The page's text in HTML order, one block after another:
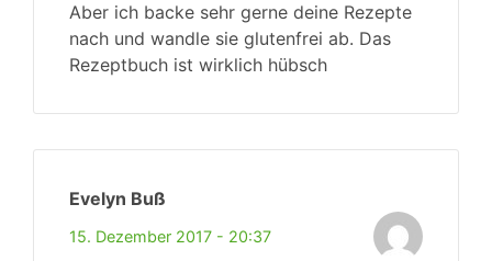
Aber ich backe sehr gerne deine Rezepte
nach und wandle sie glutenfrei ab. Das
Rezeptbuch ist wirklich hübsch
Evelyn Buß
15. Dezember 2017 - 20:37